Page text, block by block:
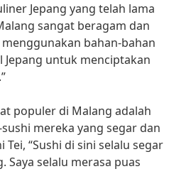
Jepang yang telah lama
sangat beragam dan
bahan-bahan
untuk menciptakan
populer di Malang adalah
mereka yang segar dan
“Sushi di sini selalu segar
Saya selalu merasa puas